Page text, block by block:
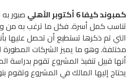
كمبوند كيفا 6 أكتوبر الأهلي
صبور
تناسب كمل أسرة. فكل ما ترغب به من
التي تم ذكرها تستطيع أن تحصل عليها
مختلفة. وهو ما يميز الشركات المطورة
أنها قبيل تنفيذ المشروع تقوم بدراسة
يحتاج إليها المالك في المشروع وتقوم